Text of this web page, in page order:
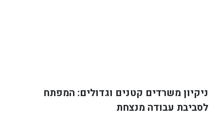
ניקיון משרדים קטנים וגדולים: המפתח
לסביבת עבודה מנצחת